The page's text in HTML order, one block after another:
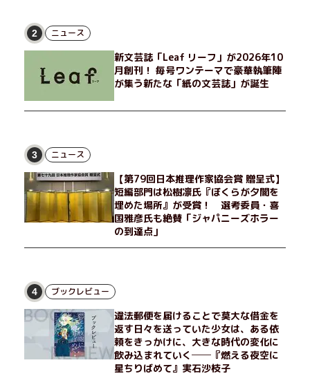
げたり、部屋でふたりだけの「台湾映画祭」を催したり。50代
独身、幼なじみの変わらぬ友情とささやかな幸せの日々を描く。
2 ニュース
新文芸誌「Leaf リーフ」が2026年10
月創刊！ 毎号ワンテーマで豪華執筆陣
が集う新たな「紙の文芸誌」が誕生
3 ニュース
【第79回日本推理作家協会賞 贈呈式】
短編部門は松樹凛氏『ぼくらが夕闇を
埋めた場所』が受賞！ 選考委員・喜
国雅彦氏も絶賛「ジャパニーズホラー
の到達点」
4 ブックレビュー
違法郵便を届けることで莫大な借金を
返す日々を送っていた少女は、ある依
頼をきっかけに、大きな時代の変化に
飲み込まれていく──『燃える夜空に
星ちりばめて』実石沙枝子